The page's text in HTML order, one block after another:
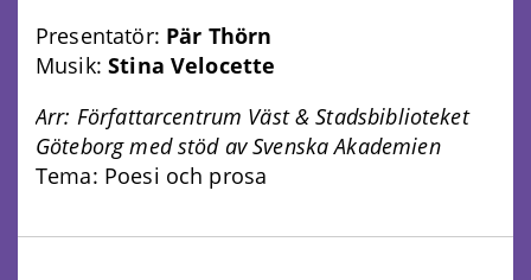
Presentatör: Pär Thörn
Musik:Stina Velocette
Arr: Författarcentrum Väst & Stadsbiblioteket
Göteborg med stöd av Svenska Akademien
Tema: Poesi och prosa